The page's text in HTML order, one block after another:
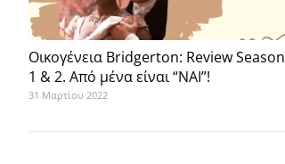
Οικογένεια Bridgerton: Review Season
1 & 2. Από μένα είναι “ΝΑΙ”!
31 Μαρτίου 2022